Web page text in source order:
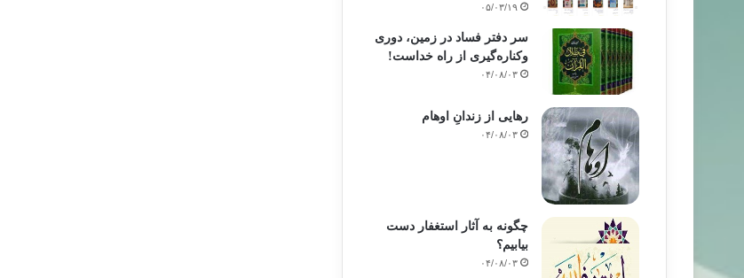
۰۵/۰۳/۱۹
سر دفتر فساد در زمین‌، دوری
وکناره‌گیری از راه خداست‌!
۰۴/۰۸/۰۳
رهایی از زندانِ اوهام
۰۴/۰۸/۰۳
چگونه به آثار استغفار دست
بیابیم؟
۰۴/۰۸/۰۳